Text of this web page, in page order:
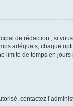
de rédaction ; si
adéquats, chaque
limite de temps en jours
contactez